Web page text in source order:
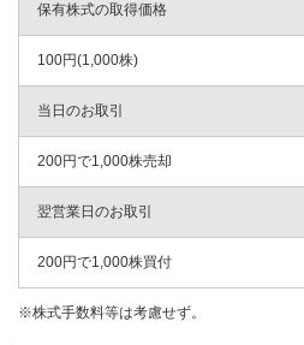
保有株式の取得価格
100円(1,000株)
当日のお取引
200円で1,000株売却
翌営業日のお取引
200円で1,000株買付
※株式手数料等は考慮せず。